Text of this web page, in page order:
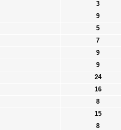
3
9
5
7
9
9
24
16
8
15
8